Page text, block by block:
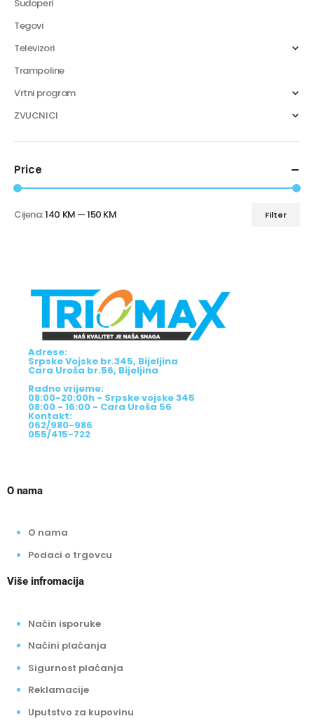
Sudoperi
Tegovi
Televizori
Trampoline
Vrtni program
ZVUCNICI
Price
Filter
Cijena:140 KM —150 KM
Adrese:
Srpske Vojske br.345, Bijeljina
Cara Uroša br.56, Bijeljina
Radno vrijeme:
08:00-20:00h - Srpske vojske 345
08:00 - 16:00 - Cara Uroša 56
Kontakt:
062/980-986
055/415-722
O nama
O nama
Podaci o trgovcu
Više infromacija
Način isporuke
Načini plaćanja
Sigurnost plaćanja
Reklamacije
Uputstvo za kupovinu